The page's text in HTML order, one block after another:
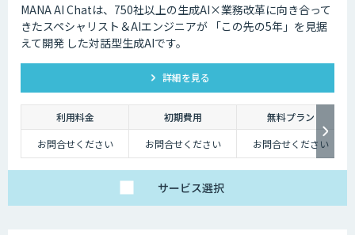
MANA AI Chatは、750社以上の生成AI×業務改革に向き合って
きたスペシャリスト＆AIエンジニアが 「この先の5年」を見据
えて開発 した対話型生成AIです。
詳細を見る
利用料金 初期費用
無料プラン
お問合せください
お問合せください お問合せください
サービス選択